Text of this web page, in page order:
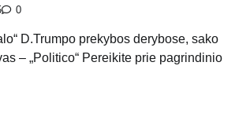
0
D.Trumpo prekybos derybose, sako
– „Politico“ Pereikite prie pagrindinio